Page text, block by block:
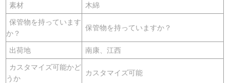
素材 木綿
保管物を持っています
か？
保管物を持っていますか？
出荷地 南康、江西
カスタマイズ可能かど
うか
カスタマイズ可能